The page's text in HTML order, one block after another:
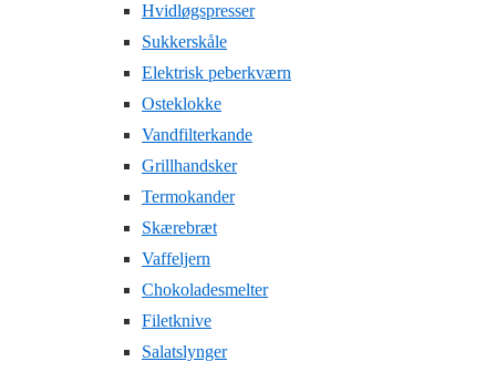
Hvidløgspresser
Sukkerskåle
Elektrisk peberkværn
Osteklokke
Vandfilterkande
Grillhandsker
Termokander
Skærebræt
Vaffeljern
Chokoladesmelter
Filetknive
Salatslynger